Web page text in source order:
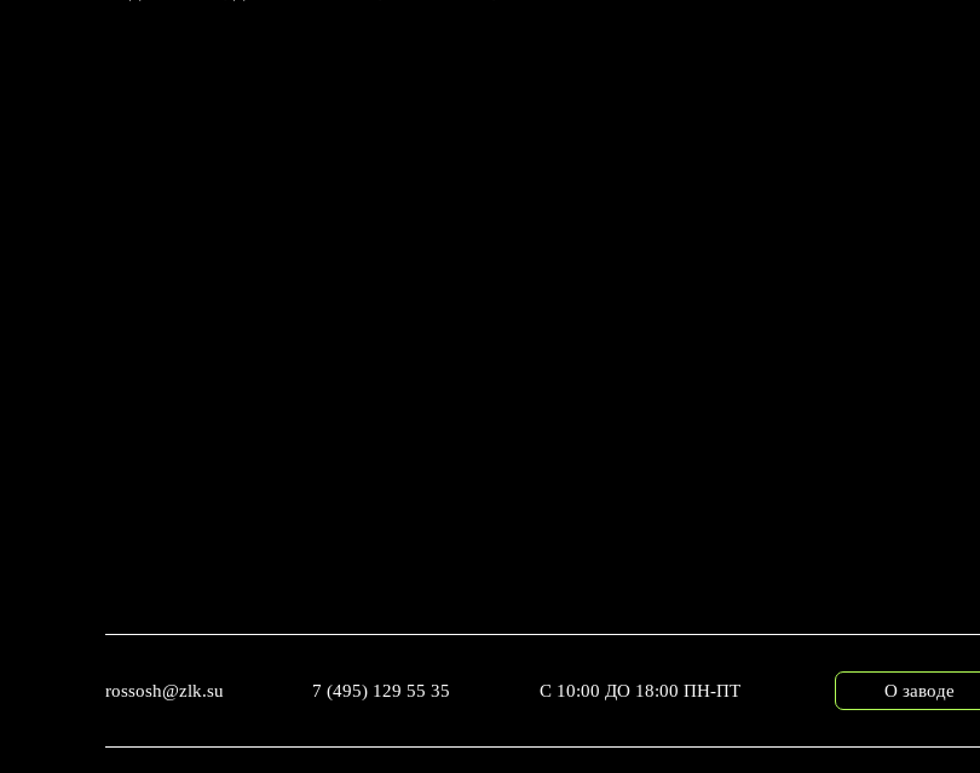
rossosh@zlk.su 7 (495) 129 55 35 С 10:00 ДО 18:00 ПН-ПТ О заводе